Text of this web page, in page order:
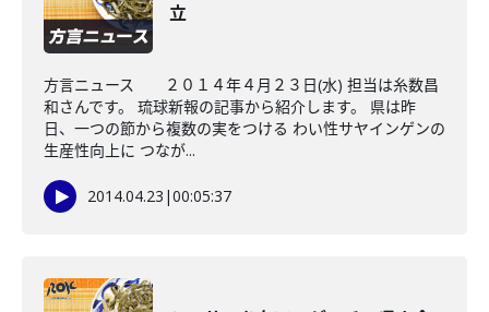
立
方言ニュース ２０１４年４月２３日(水) 担当は糸数昌
和さんです。 琉球新報の記事から紹介します。 県は昨
日、一つの節から複数の実をつける わい性サヤインゲンの
生産性向上に つなが...
2014.04.23 |00:05:37